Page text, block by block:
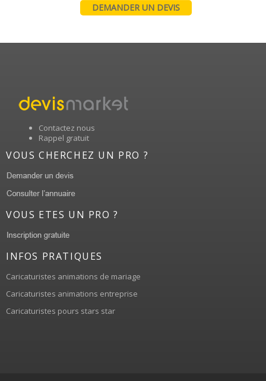
DEMANDER UN DEVIS
Contactez nous
Rappel gratuit
VOUS CHERCHEZ UN PRO ?
VOUS ETES UN PRO ?
INFOS PRATIQUES
Caricaturistes animations de mariage
Caricaturistes animations entreprise
Caricaturistes pours stars star